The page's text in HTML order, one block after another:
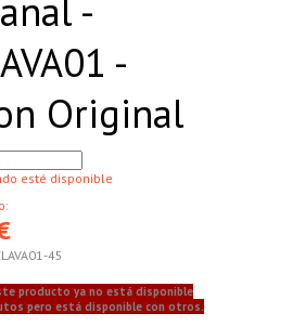
-
-
Original
esté disponible
45
producto ya no está disponible
pero está disponible con otros.